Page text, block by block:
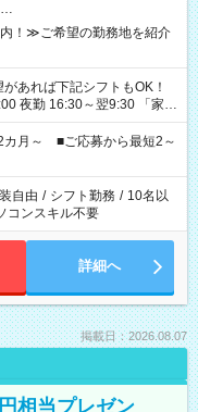
…
！≫ご希望の勤務地を紹介
勤 16:30～翌9:30 「家族
て夕飯の準備がしたい」
、ご希望を教えてください
合計で週40時間を超える場
カ月～ ■ご応募から最短2～
自由 / シフト勤務 / 10名以
コンスキル不要
詳細へ
掲載日：2026.08.07
相当プレゼン